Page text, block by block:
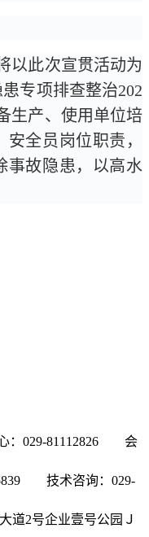
以此次宣贯活动为
专项排查整治202
生产、使用单位培
全员岗位职责，
事故隐患，以高水
：029-81112826 会
技术咨询：029-
道2号企业壹号公园Ｊ